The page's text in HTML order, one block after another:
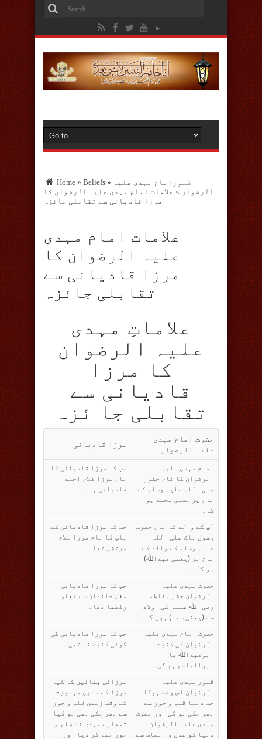
Home » Beliefs »
ظہورامام مہدی علیہ
الرضوان » علامات امام مہدی علیہ الرضوان کا
مرزا قادیانی سے تقابلی جائزہ
علامات امام مہدی
علیہ الرضوان کا
مرزا قادیانی سے
تقابلی جائزہ
علاماتِ مہدی
علیہ الرضوان
کا مرزا
قادیانی سے
تقابلی جا ئزہ
حضرت امام مہدی
علیہ الرضوان
مرزا قادیانی
امام مہدی علیہ
الرضوان کا نام حضور
صلی اللہ علیہ وسلم کے
نام پر یعنی محمد ہو
گا۔
جب کہ مرزا قادیانی کا
نام مرزا غلام احمد
قادیانی ہے۔
آپ کے والد کا نام حضرت
رسول پاک صلی اللہ
علیہ وسلم کے والد کے
نام پر (یعنی عبداﷲ)
ہو گاَ ۔
جب کہ مرزا قادیانی کے
باپ کا نام مرزا غلام
مرتضیٰ تھا۔
حضرت مہدی علیہ
الرضوان حضرت فاطمہ
رضی اﷲ عنہا کی اولاد
سے (یعنی سید) ہوں گے۔
جب کہ مرزا قادیانی
مغل خاندان سے تعلق
رکھتا تھا۔
حضرت امام مہدی علیہ
الرضوان کی کنیت
ابوعبداﷲ یا
ابوالقاسم ہو گی۔
جب کہ مرزا قادیانی کی
کوئی کنیت نہ تھی۔
ظہور مہدی علیہ
الرضوان اس وقت ہوگا
جب دنیا ظلم و جور سے
بھر چکی ہو گی اور حضرت
مہدی علیہ الرضوان
دنیا کو عدل و انصاف سے
مرزائی بتائیں کہ کیا
مرزا کے دعوی مہدویت
کے وقت زمیں ظلم و جور
سے بھر چکی تھی تو کیا
تمھارے مہدی نے ظلم و
جور ختم کر دیا اور